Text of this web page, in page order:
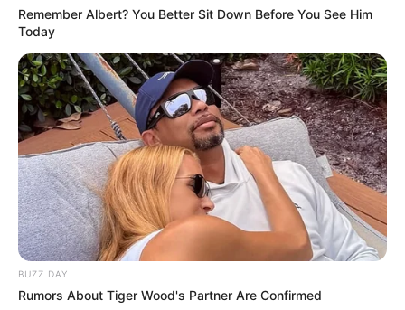
Βρετανίδα που μέθυσε με την 15χρονη
κόρη της και προκάλεσε επεισόδιο στο
Κέντρο Υγείας
Δείτε όλες τις τελευταίεςΕιδήσεις από την Ελλάδα και
τον Κόσμο, τη στιγμή που συμβαίνουν, στοNewstok.gr
Remember Albert? You Better Sit Down Before You See Him
Today
BUZZ DAY
Rumors About Tiger Wood's Partner Are Confirmed